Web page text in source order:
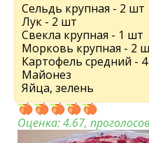
Сельдь крупная - 2 шт
Лук - 2 шт
Свекла крупная - 1 шт
Морковь крупная - 2
Картофель средний -
Майонез
Яйца, зелень
Оценка:4.67,